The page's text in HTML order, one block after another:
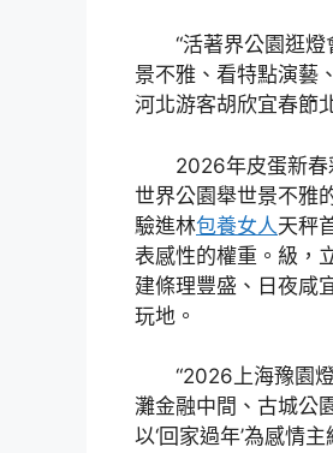
“活著界公園逛
景不雅、看特點演藝
河北游客胡欣宜春節
2026年皮蛋新春
世界公園舉世景不雅
驗進林包養女人天秤
表感性的權重。級，
建條理豐盛、日夜咸
玩地。
“2026上海豫園
灘金融中間、古城公
以‘回家過年’為感情